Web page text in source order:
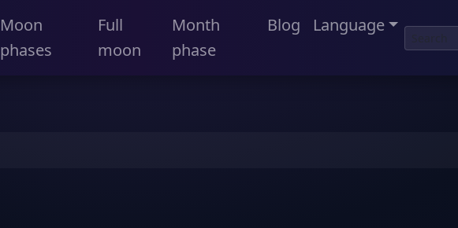
Moon
phases
Full
moon
Month
phase
Blog Language